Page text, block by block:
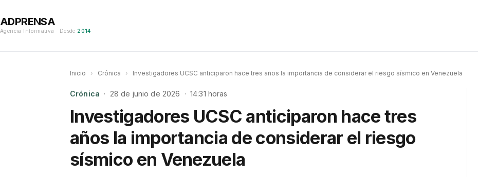
ADPRENSA
Agencia Informativa · Desde 2014
Inicio › Crónica › Investigadores UCSC anticiparon hace tres años la importancia de considerar el riesgo sísmico en Venezuela
Crónica · 28 de junio de 2026 · 14:31 horas
Investigadores UCSC anticiparon hace tres
años la importancia de considerar el riesgo
sísmico en Venezuela